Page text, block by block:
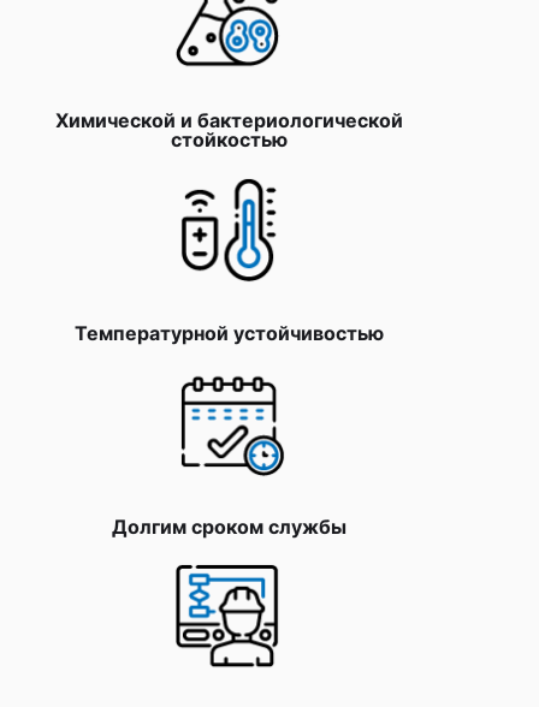
Химической и бактериологической
стойкостью
Температурной устойчивостью
Долгим сроком службы